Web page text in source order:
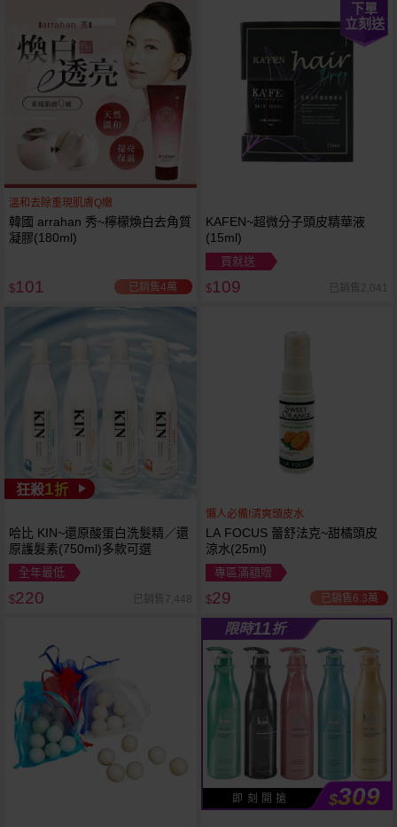
溫和去除重現肌膚Q嫩
韓國 arrahan 秀~檸檬煥白去角質
凝膠(180ml)
$101 已銷售4萬
下單
立刻送
KAFEN~超微分子頭皮精華液
(15ml)
買就送
$109 已銷售2,041
狂殺1折
哈比 KIN~還原酸蛋白洗髮精／還
原護髮素(750ml)多款可選
全年最低
$220 已銷售7,448
懶人必備!清爽頭皮水
LA FOCUS 蕾舒法克~甜橘頭皮
涼水(25ml)
專區滿額贈
$29 已銷售6.3萬
限時11折
即 刻 開 搶 $309